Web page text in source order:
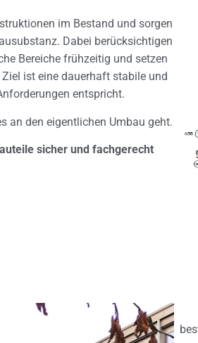
im Bestand und sorgen
Dabei berücksichtigen
Bereiche frühzeitig und setzen
ist eine dauerhaft stabile und
entspricht.
an den eigentlichen Umbau geht.
sicher und fachgerecht